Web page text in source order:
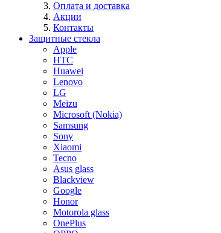
Оплата и доставка
Акции
Контакты
Защитные стекла
Apple
HTC
Huawei
Lenovo
LG
Meizu
Microsoft (Nokia)
Samsung
Sony
Xiaomi
Tecno
Asus glass
Blackview
Google
Honor
Motorola glass
OnePlus